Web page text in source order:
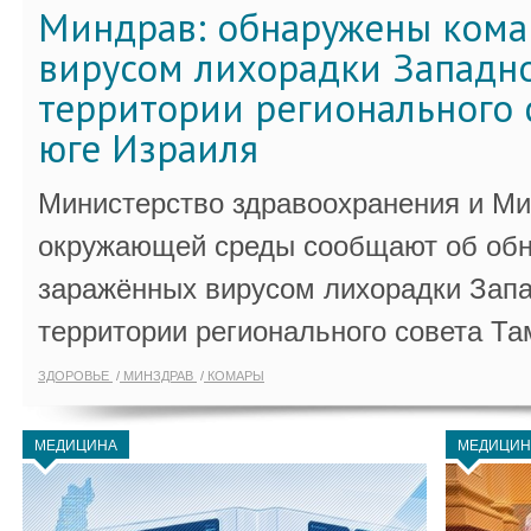
Миндрав: обнаружены
вирусом лихорадки
территории регионального
юге Израиля
Министерство здравоохранения и
окружающей среды сообщают об
заражённых вирусом лихорадки
территории регионального совета
ЗДОРОВЬЕ МИНЗДРАВ КОМАРЫ
МЕДИЦИНА